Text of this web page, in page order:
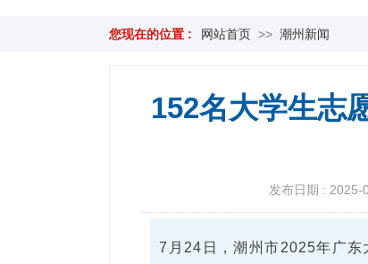
您现在的位置 : 网站首页 >> 潮州新闻
152名大学生志
发布日期 : 2025-
7月24日，潮州市2025年广东